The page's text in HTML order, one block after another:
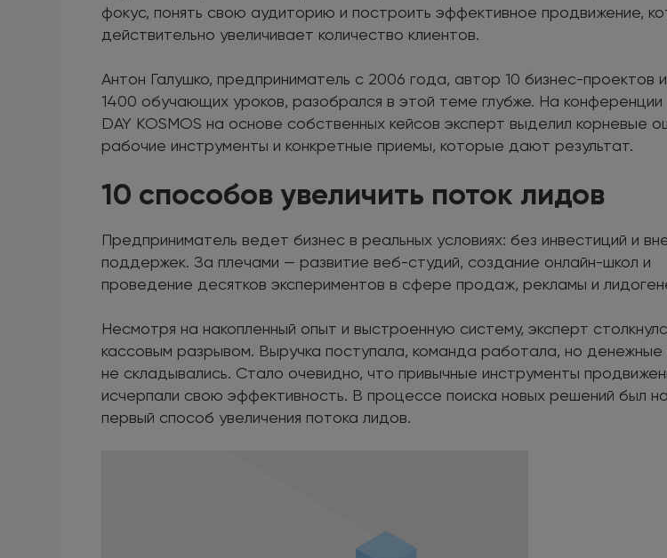
фокус, понять свою аудиторию и построить эффективное продвижение,
действительно увеличивает количество клиентов.
Антон Галушко, предприниматель с 2006 года, автор 10 бизнес-проектов
1400 обучающих уроков, разобрался в этой теме глубже. На конференции
DAY KOSMOS на основе собственных кейсов эксперт выделил корневые
рабочие инструменты и конкретные приемы, которые дают результат.
10 способов увеличить поток лидов
Предприниматель ведет бизнес в реальных условиях: без инвестиций и
поддержек. За плечами — развитие веб-студий, создание онлайн-школ и
проведение десятков экспериментов в сфере продаж, рекламы и
Несмотря на накопленный опыт и выстроенную систему, эксперт
кассовым разрывом. Выручка поступала, команда работала, но денежные
не складывались. Стало очевидно, что привычные инструменты
исчерпали свою эффективность. В процессе поиска новых решений был
первый способ увеличения потока лидов.